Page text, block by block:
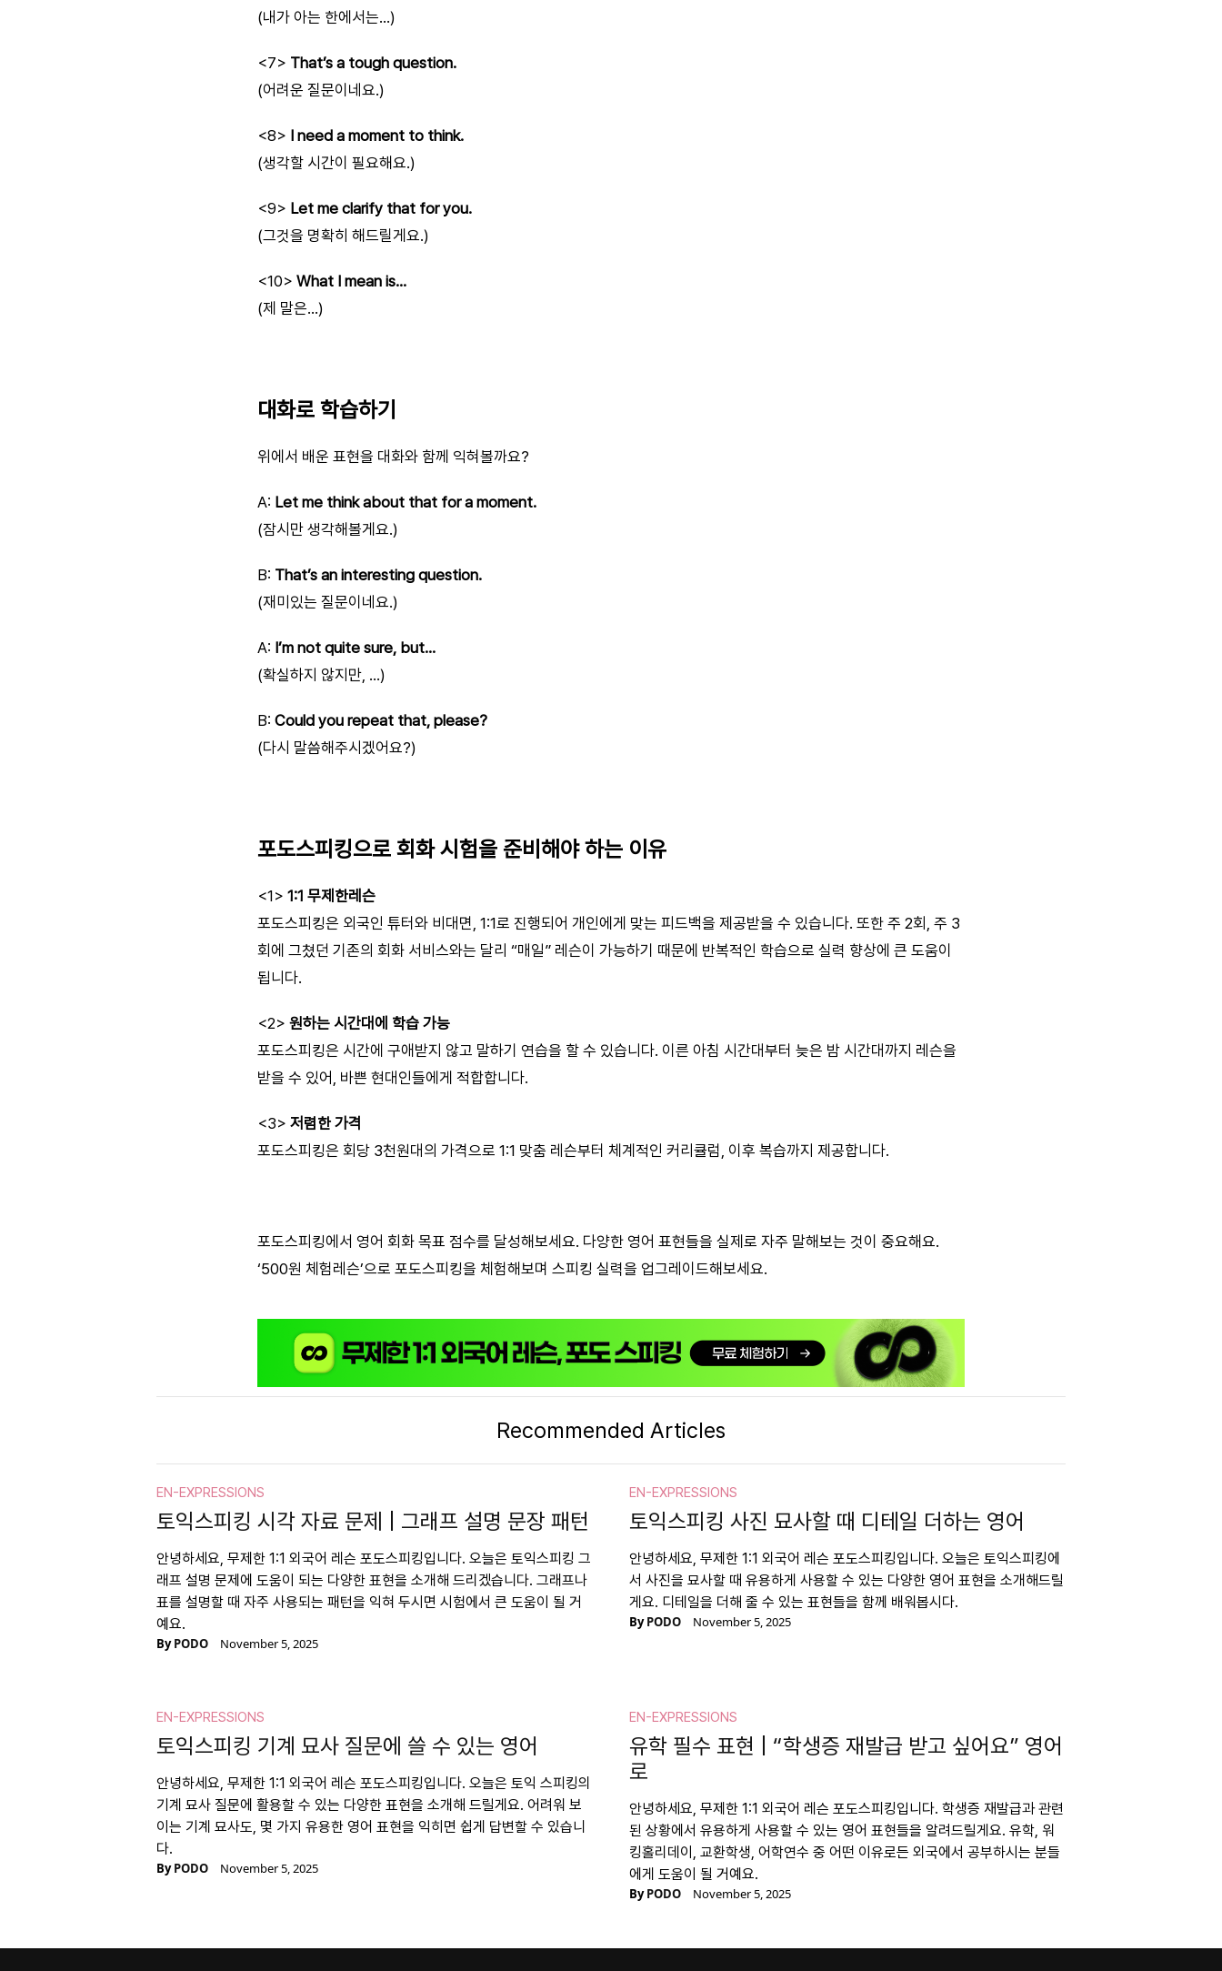
(내가 아는 한에서는…)
<7> That’s a tough question.
(어려운 질문이네요.)
<8> I need a moment to think.
(생각할 시간이 필요해요.)
<9> Let me clarify that for you.
(그것을 명확히 해드릴게요.)
<10> What I mean is…
(제 말은…)
대화로 학습하기
위에서 배운 표현을 대화와 함께 익혀볼까요?
A: Let me think about that for a moment.
(잠시만 생각해볼게요.)
B: That’s an interesting question.
(재미있는 질문이네요.)
A: I’m not quite sure, but…
(확실하지 않지만, …)
B: Could you repeat that, please?
(다시 말씀해주시겠어요?)
포도스피킹으로 회화 시험을 준비해야 하는 이유
<1> 1:1 무제한레슨
포도스피킹은 외국인 튜터와 비대면, 1:1로 진행되어 개인에게 맞는 피드백을 제공받을 수 있습니다. 또한 주 2회, 주 3
회에 그쳤던 기존의 회화 서비스와는 달리 “매일” 레슨이 가능하기 때문에 반복적인 학습으로 실력 향상에 큰 도움이
됩니다.
<2> 원하는 시간대에 학습 가능
포도스피킹은 시간에 구애받지 않고 말하기 연습을 할 수 있습니다. 이른 아침 시간대부터 늦은 밤 시간대까지 레슨을
받을 수 있어, 바쁜 현대인들에게 적합합니다.
<3> 저렴한 가격
포도스피킹은 회당 3천원대의 가격으로 1:1 맞춤 레슨부터 체계적인 커리큘럼, 이후 복습까지 제공합니다.
포도스피킹에서 영어 회화 목표 점수를 달성해보세요. 다양한 영어 표현들을 실제로 자주 말해보는 것이 중요해요.
‘500원 체험레슨’으로 포도스피킹을 체험해보며 스피킹 실력을 업그레이드해보세요.
Recommended Articles
EN-EXPRESSIONS
토익스피킹 시각 자료 문제 | 그래프 설명 문장 패턴
안녕하세요, 무제한 1:1 외국어 레슨 포도스피킹입니다. 오늘은 토익스피킹 그
래프 설명 문제에 도움이 되는 다양한 표현을 소개해 드리겠습니다. 그래프나
표를 설명할 때 자주 사용되는 패턴을 익혀 두시면 시험에서 큰 도움이 될 거
예요.
ByPODO November 5, 2025
EN-EXPRESSIONS
토익스피킹 사진 묘사할 때 디테일 더하는 영어
안녕하세요, 무제한 1:1 외국어 레슨 포도스피킹입니다. 오늘은 토익스피킹에
서 사진을 묘사할 때 유용하게 사용할 수 있는 다양한 영어 표현을 소개해드릴
게요. 디테일을 더해 줄 수 있는 표현들을 함께 배워봅시다.
ByPODO November 5, 2025
EN-EXPRESSIONS
토익스피킹 기계 묘사 질문에 쓸 수 있는 영어
안녕하세요, 무제한 1:1 외국어 레슨 포도스피킹입니다. 오늘은 토익 스피킹의
기계 묘사 질문에 활용할 수 있는 다양한 표현을 소개해 드릴게요. 어려워 보
이는 기계 묘사도, 몇 가지 유용한 영어 표현을 익히면 쉽게 답변할 수 있습니
다.
ByPODO November 5, 2025
EN-EXPRESSIONS
유학 필수 표현 | “학생증 재발급 받고 싶어요” 영어
로
안녕하세요, 무제한 1:1 외국어 레슨 포도스피킹입니다. 학생증 재발급과 관련
된 상황에서 유용하게 사용할 수 있는 영어 표현들을 알려드릴게요. 유학, 워
킹홀리데이, 교환학생, 어학연수 중 어떤 이유로든 외국에서 공부하시는 분들
에게 도움이 될 거예요.
ByPODO November 5, 2025